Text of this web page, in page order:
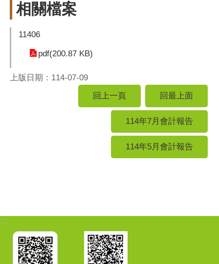
相關檔案
11406
pdf(200.87 KB)
上版日期：114-07-09
回上一頁
回最上面
114年7月會計報告
114年5月會計報告
:::